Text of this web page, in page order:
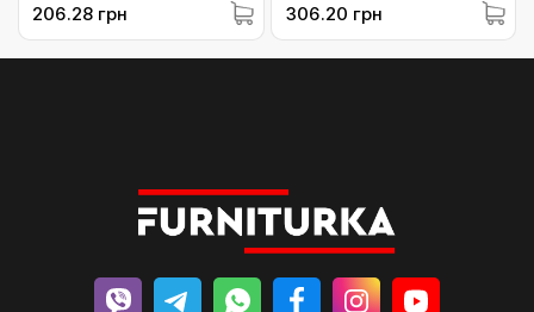
206.28 грн 306.20 грн